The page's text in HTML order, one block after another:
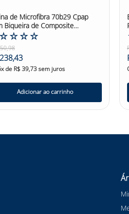
de Microfibra 70b29 Cpap
Biqueira de Composite
☆☆☆☆
,98
238,43
x de R$ 39,73sem juros
Adicionar ao carrinho